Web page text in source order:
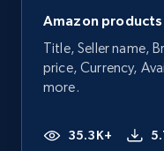
Amazon products
Title, Seller name,
price, Currency,
more.
35.3K+